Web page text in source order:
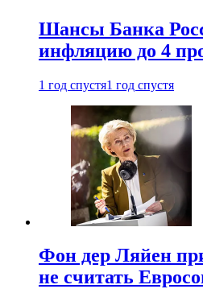
Шансы Банка
инфляцию до 4
1 год спустя1 год спустя
Фон дер Ляйен
не считать